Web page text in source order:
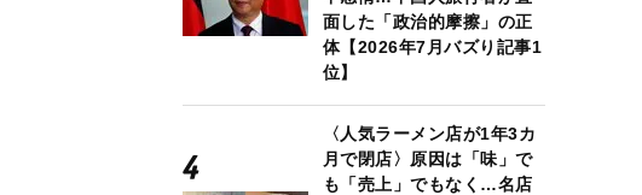
面した「政治的摩擦」の正
体【2026年7月バズり記事1
位】
〈人気ラーメン店が1年3カ
月で閉店〉原因は「味」で
も「売上」でもなく…名店